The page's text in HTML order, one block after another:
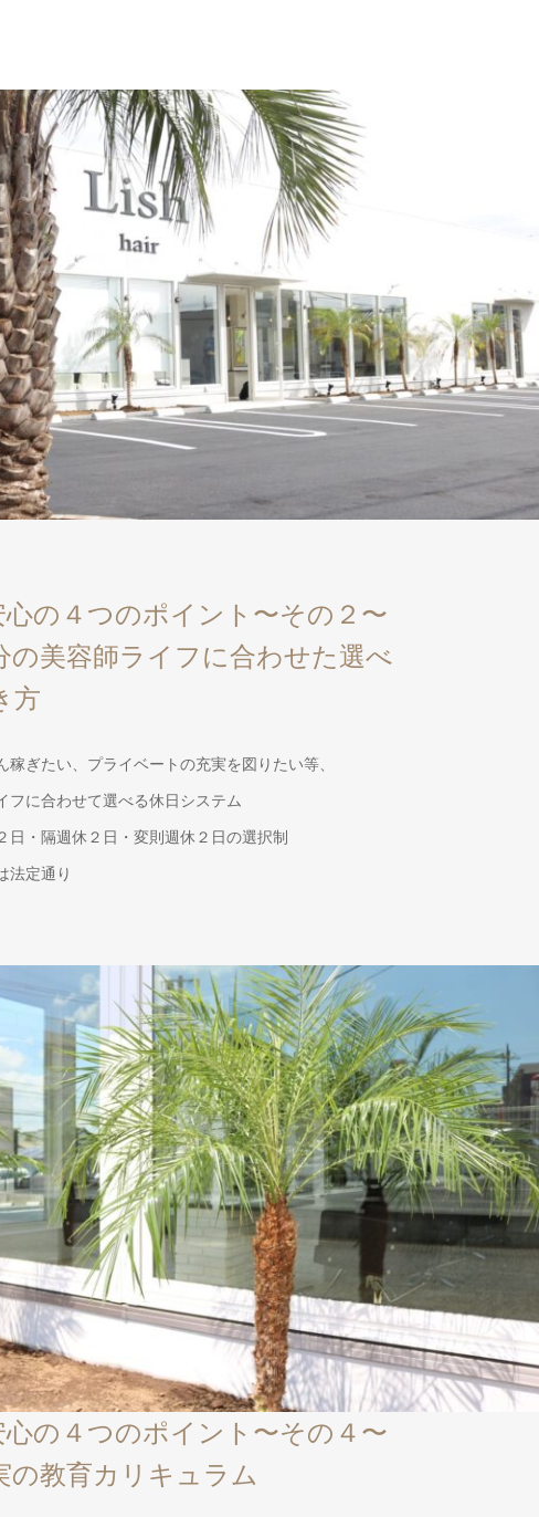
心の４つのポイント〜その２〜
の美容師ライフに合わせた選べ
方
ぎたい、プライベートの充実を図りたい等、
フに合わせて選べる休日システム
日・隔週休２日・変則週休２日の選択制
法定通り
心の４つのポイント〜その４〜
の教育カリキュラム